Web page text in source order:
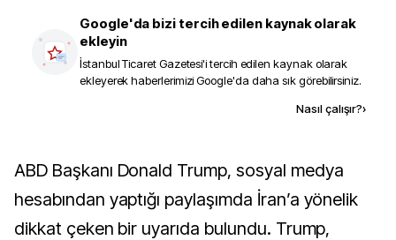
Google'da bizi tercih edilen kaynak olarak
ekleyin
İstanbul Ticaret Gazetesi'i tercih edilen kaynak olarak
ekleyerek haberlerimizi Google'da daha sık görebilirsiniz.
Nasıl çalışır?›
ABD Başkanı Donald Trump, sosyal medya
hesabından yaptığı paylaşımda İran’a yönelik
dikkat çeken bir uyarıda bulundu. Trump,